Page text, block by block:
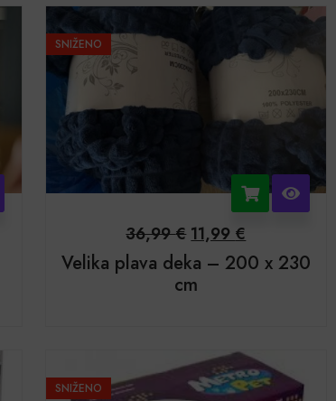
SNIŽENO
36,99€11,99€
Velika plava deka – 200 x 230
cm
SNIŽENO